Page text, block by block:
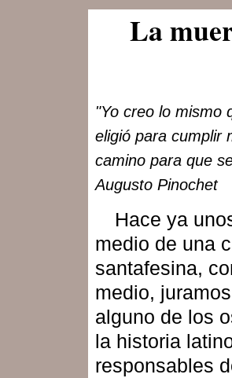
La
"Yo creo lo mismo
eligió para cumplir
camino para que
Augusto Pinochet
Hace ya
medio de una
santafesina,
medio,
alguno de los
la historia
responsables